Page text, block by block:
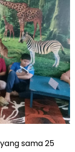
sama 25